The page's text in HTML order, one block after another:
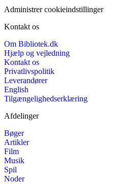
Administrer cookieindstillinger
Kontakt os
Om Bibliotek.dk
Hjælp og vejledning
Kontakt os
Privatlivspolitik
Leverandører
English
Tilgængelighedserklæring
Afdelinger
Bøger
Artikler
Film
Musik
Spil
Noder